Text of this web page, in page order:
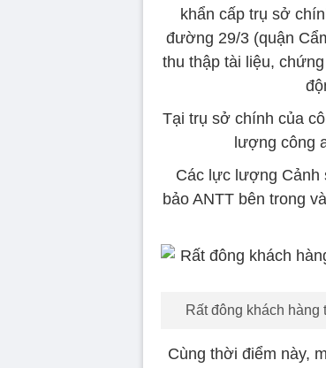
khẩn cấp trụ sở
đường 29/3 (quận
thu thập tài liệu,
Tại trụ sở chính của
lượng công
Các lực lượng Cảnh
bảo ANTT bên trong
Rất đông khách
Cùng thời điểm này,